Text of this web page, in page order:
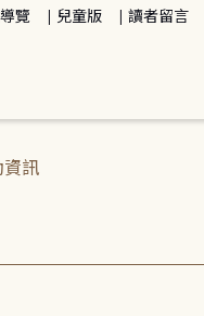
覽 兒童版 讀者留言
資訊